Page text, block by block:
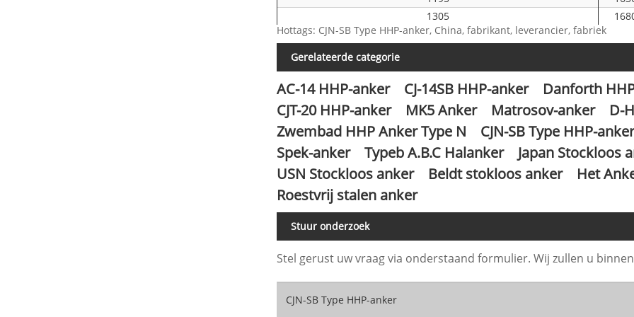
1305
1440
1710
1845
1980
1985
2295
2030
2655
2835
3940
5515
5850
Hottags: CJN-SB Type HHP-anker, China, fabrikant, leverancier, fabriek
Gerelateerde categorie
AC-14 HHP-anker CJ-14SB HHP-anker Danforth
CJT-20 HHP-anker
MK5 Anker Matrosov-anker
D-
Zwembad HHP Anker Type N
CJN-SB Type HHP-
Spek-anker
Typeb A.B.C Halanker Japan Stockloos
USN Stockloos anker
Beldt stokloos anker Het
Roestvrij stalen anker
Stuur onderzoek
Stel gerust uw vraag via onderstaand formulier. Wij zullen u